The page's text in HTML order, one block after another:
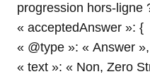
progression hors-ligne
« acceptedAnswer »: {
« @type »: « Answer »,
« text »: « Non, Zero